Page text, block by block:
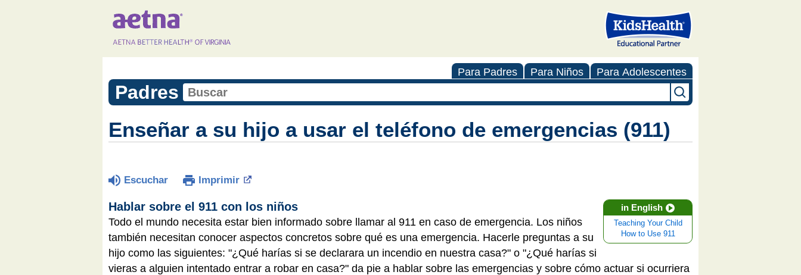
Para Padres Para Niños Para Adolescentes
Padres
Enseñar a su hijo a usar el teléfono de emergencias (911)
Escuchar Imprimir
in English
Teaching Your Child
How to Use 911
Hablar sobre el 911 con los niños
Todo el mundo necesita estar bien informado sobre llamar al 911 en caso de emergencia. Los niños
también necesitan conocer aspectos concretos sobre qué es una emergencia. Hacerle preguntas a su
hijo como las siguientes: "¿Qué harías si se declarara un incendio en nuestra casa?" o "¿Qué harías si
vieras a alguien intentado entrar a robar en casa?" da pie a hablar sobre las emergencias y sobre cómo actuar si ocurriera